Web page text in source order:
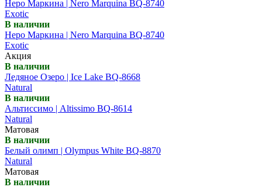
Неро Маркина | Nero Marquina BQ-8740
Exotic
В наличии
Неро Маркина | Nero Marquina BQ-8740
Exotic
Акция
В наличии
Ледяное Озеро | Ice Lake BQ-8668
Natural
В наличии
Альтиссимо | Altissimo BQ-8614
Natural
Матовая
В наличии
Белый олимп | Olympus White BQ-8870
Natural
Матовая
В наличии